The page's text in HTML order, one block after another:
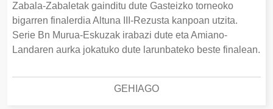
Zabala-Zabaletak gainditu dute Gasteizko torneoko
bigarren finalerdia Altuna III-Rezusta kanpoan utzita.
Serie Bn Murua-Eskuzak irabazi dute eta Amiano-
Landaren aurka jokatuko dute larunbateko beste finalean.
GEHIAGO